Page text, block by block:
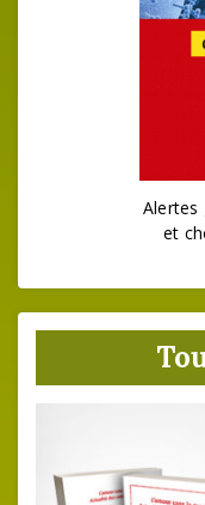
Alertes
et